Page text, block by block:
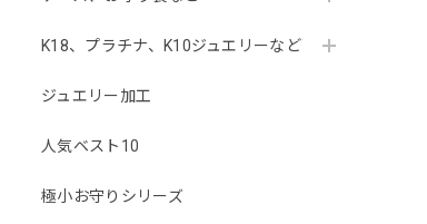
K18、プラチナ、K10ジュエリーなど
ジュエリー加工
人気ベスト10
極小お守りシリーズ